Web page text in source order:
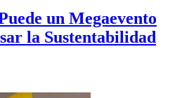
un Megaevento
la Sustentabilidad